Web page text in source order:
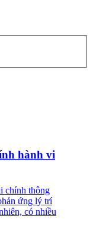
hành vi
chính thông
ứng lý trí
có nhiều